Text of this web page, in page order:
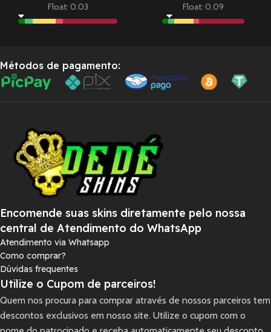
Float: 0.03 Float: 0.09
Métodos de pagamento:
Encomende suas skins diretamente pelo nossa
central de Atendimento do WhatsApp
Atendimento via Whatsapp
Como comprar?
Dúvidas frequentes
Utilize o Cupom de parceiros!
Quem nos procura para comprar através de nossos parceiros tem
descontos exclusivos em nosso site. Utilize o cupom com o